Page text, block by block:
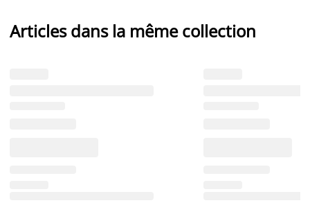
Articles dans la même collection